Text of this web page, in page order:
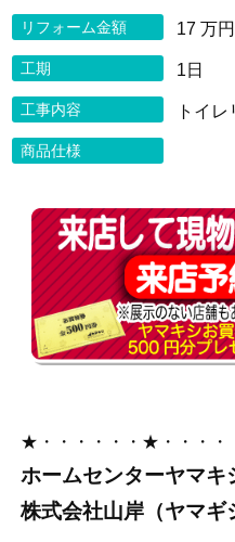
リフォーム金額 17 万円
工期 1日
工事内容 トイ
商品仕様
★・・・・・・★・・・
ホームセンターヤマキ
株式会社山岸（ヤマギ